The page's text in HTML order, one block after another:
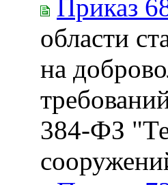
Приказ
области
на
384-ФЗ